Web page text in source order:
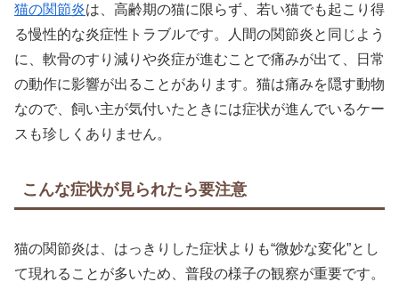
猫の関節炎は、高齢期の猫に限らず、若い猫でも起こり得
る慢性的な炎症性トラブルです。人間の関節炎と同じよう
に、軟骨のすり減りや炎症が進むことで痛みが出て、日常
の動作に影響が出ることがあります。猫は痛みを隠す動物
なので、飼い主が気付いたときには症状が進んでいるケー
スも珍しくありません。
こんな症状が見られたら要注意
猫の関節炎は、はっきりした症状よりも“微妙な変化”とし
て現れることが多いため、普段の様子の観察が重要です。